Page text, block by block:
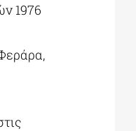
1976